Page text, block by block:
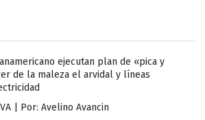
ejecutan plan de «pica y
de la maleza el arvidal y líneas
| Por: Avelino Avancin